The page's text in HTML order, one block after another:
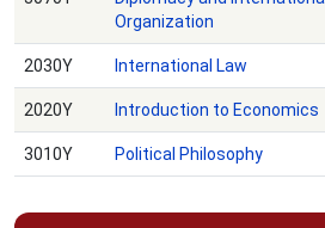
Organization
2030Υ International Law
2020Υ Introduction to Economics
3010Υ Political Philosophy